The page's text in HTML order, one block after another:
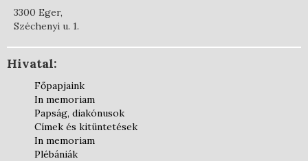
3300 Eger,
Széchenyi u. 1.
Hivatal:
Főpapjaink
In memoriam
Papság, diakónusok
Címek és kitüntetések
In memoriam
Plébániák